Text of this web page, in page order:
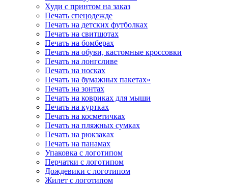
Худи с принтом на заказ
Печать спецодежде
Печать на детских футболках
Печать на свитшотах
Печать на бомберах
Печать на обуви, кастомные кроссовки
Печать на лонгсливе
Печать на носках
Печать на бумажных пакетах»
Печать на зонтах
Печать на ковриках для мыши
Печать на куртках
Печать на косметичках
Печать на пляжных сумках
Печать на рюкзаках
Печать на панамах
Упаковка с логотипом
Перчатки с логотипом
Дождевики с логотипом
Жилет с логотипом